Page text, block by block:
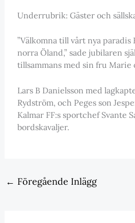
Underrubrik: Gäster och
”Välkomna till vårt nya paradis
norra Öland,” sade jubilaren
tillsammans med sin fru Marie
Lars B Danielsson med
Rydström, och Peges son
Kalmar FF:s sportchef Svante
bordskavaljer.
← Föregående Inlägg